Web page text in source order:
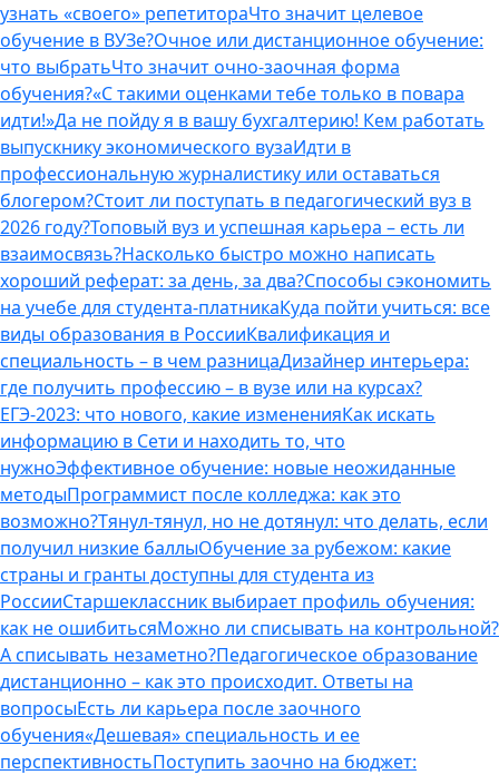
узнать «своего» репетитораЧто значит целевое
обучение в ВУЗе?Очное или дистанционное обучение:
что выбратьЧто значит очно-заочная форма
обучения?«С такими оценками тебе только в повара
идти!»Да не пойду я в вашу бухгалтерию! Кем работать
выпускнику экономического вузаИдти в
профессиональную журналистику или оставаться
блогером?Стоит ли поступать в педагогический вуз в
2026 году?Топовый вуз и успешная карьера – есть ли
взаимосвязь?Насколько быстро можно написать
хороший реферат: за день, за два?Способы сэкономить
на учебе для студента-платникаКуда пойти учиться: все
виды образования в РоссииКвалификация и
специальность – в чем разницаДизайнер интерьера:
где получить профессию – в вузе или на курсах?
ЕГЭ-2023: что нового, какие измененияКак искать
информацию в Сети и находить то, что
нужноЭффективное обучение: новые неожиданные
методыПрограммист после колледжа: как это
возможно?Тянул-тянул, но не дотянул: что делать, если
получил низкие баллыОбучение за рубежом: какие
страны и гранты доступны для студента из
РоссииСтаршеклассник выбирает профиль обучения:
как не ошибитьсяМожно ли списывать на контрольной?
А списывать незаметно?Педагогическое образование
дистанционно – как это происходит. Ответы на
вопросыЕсть ли карьера после заочного
обучения«Дешевая» специальность и ее
перспективностьПоступить заочно на бюджет: